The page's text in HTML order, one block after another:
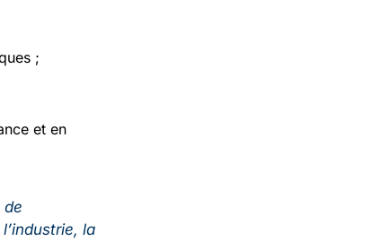
;
et en
de
la